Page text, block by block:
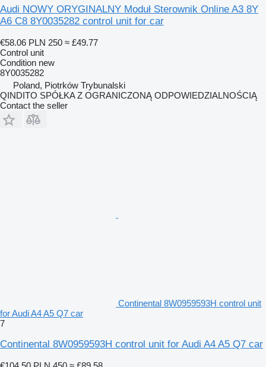
Audi NOWY ORYGINALNY Moduł Sterownik Online A3 8Y
A6 C8 8Y0035282 control unit for car
€58.06 PLN 250 ≈ £49.77
Control unit
Condition new
8Y0035282
Poland, Piotrków Trybunalski
QINDITO SPÓŁKA Z OGRANICZONĄ ODPOWIEDZIALNOŚCIĄ
Contact the seller
Continental 8W0959593H control unit
for Audi A4 A5 Q7 car
7
Continental 8W0959593H control unit for Audi A4 A5 Q7 car